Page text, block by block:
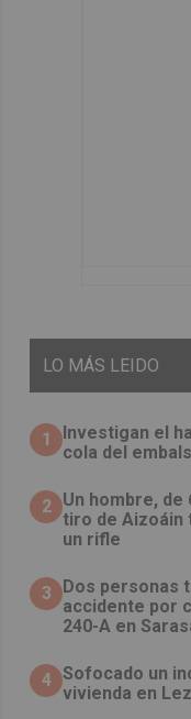
LO MÁS LEIDO
1
Investigan el
cola del
2 Un hombre, de
tiro de Aizoáin
un rifle
3
​Dos personas
accidente por
240-A en
4 Sofocado un
vivienda en